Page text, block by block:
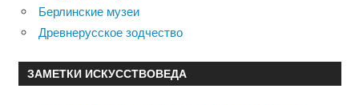
Берлинские музеи
Древнерусское зодчество
ЗАМЕТКИ ИСКУССТВОВЕДА